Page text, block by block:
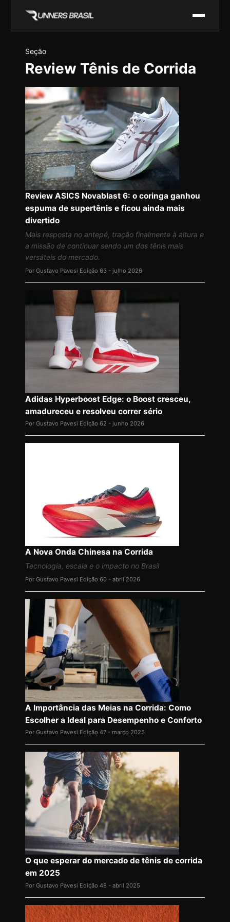
Seção
Review Tênis de Corrida
Review ASICS Novablast 6: o coringa ganhou
espuma de supertênis e ficou ainda mais
divertido
Mais resposta no antepé, tração finalmente à altura e
a missão de continuar sendo um dos tênis mais
versáteis do mercado.
Por Gustavo Pavesi Edição 63 - julho 2026
Adidas Hyperboost Edge: o Boost cresceu,
amadureceu e resolveu correr sério
Por Gustavo Pavesi Edição 62 - junho 2026
A Nova Onda Chinesa na Corrida
Tecnologia, escala e o impacto no Brasil
Por Gustavo Pavesi Edição 60 - abril 2026
A Importância das Meias na Corrida: Como
Escolher a Ideal para Desempenho e Conforto
Por Gustavo Pavesi Edição 47 - março 2025
O que esperar do mercado de tênis de corrida
em 2025
Por Gustavo Pavesi Edição 48 - abril 2025